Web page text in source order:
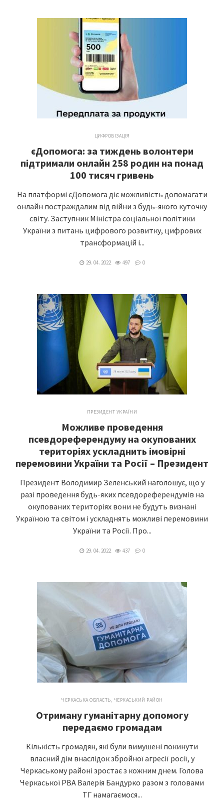
ЦИФРОВІЗАЦІЯ
єДопомога: за тиждень волонтери
підтримали онлайн 258 родин на понад
100 тисяч гривень
На платформі єДопомога діє можливість допомагати
онлайн постраждалим від війни з будь-якого куточку
світу. Заступник Міністра соціальної політики
України з питань цифрового розвитку, цифрових
трансформацій і...
29. 04. 2022 497 0
ПРЕЗИДЕНТ УКРАЇНИ
Можливе проведення
псевдореферендуму на окупованих
територіях ускладнить імовірні
перемовини України та Росії – Президент
Президент Володимир Зеленський наголошує, що у
разі проведення будь-яких псевдореферендумів на
окупованих територіях вони не будуть визнані
Україною та світом і ускладнять можливі перемовини
України та Росії. Про...
29. 04. 2022 437 0
ЧЕРКАСЬКА ОБЛАСТЬ, ЧЕРКАСЬКИЙ РАЙОН
Отриману гуманітарну допомогу
передаємо громадам
Кількість громадян, які були вимушені покинути
власний дім внаслідок збройної агресії росії, у
Черкаському районі зростає з кожним днем. Голова
Черкаської РВА Валерія Бандурко разом з головами
ТГ намагаємося...